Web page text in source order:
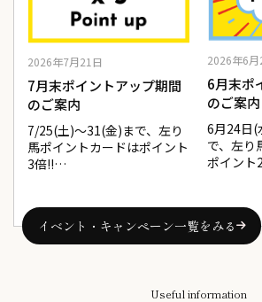
2026年7月21日
7月末ポイントアップ期間
のご案内
7/25(土)～31(金)まで、左り
馬ポイントカードはポイント
3倍!!…
2026年6月
6月末ポ
のご案内
6月24日(
で、左り
ポイン
イベント・キャンペーン一覧をみる
Useful information